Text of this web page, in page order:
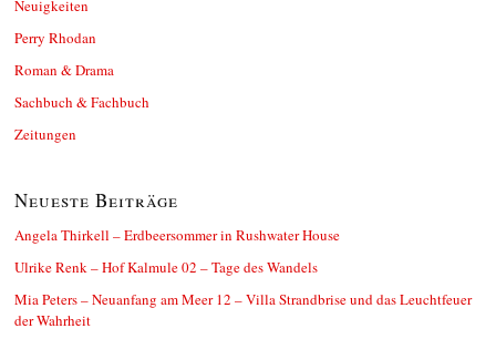
Neuigkeiten
Perry Rhodan
Roman & Drama
Sachbuch & Fachbuch
Zeitungen
Neueste Beiträge
Angela Thirkell – Erdbeersommer in Rushwater House
Ulrike Renk – Hof Kalmule 02 – Tage des Wandels
Mia Peters – Neuanfang am Meer 12 – Villa Strandbrise und das Leuchtfeuer
der Wahrheit